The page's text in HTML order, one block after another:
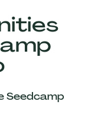
Seedcamp